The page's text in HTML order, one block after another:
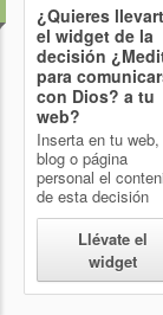
¿Quieres
el widget de la
decisión
para
con Dios? a tu
web?
Inserta en tu web,
blog o página
personal el
de esta decisión
Llévate el
widget